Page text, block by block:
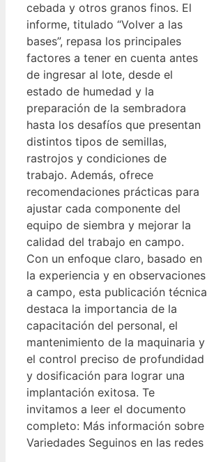
cebada y otros granos finos. El
informe, titulado “Volver a las
bases”, repasa los principales
factores a tener en cuenta antes
de ingresar al lote, desde el
estado de humedad y la
preparación de la sembradora
hasta los desafíos que presentan
distintos tipos de semillas,
rastrojos y condiciones de
trabajo. Además, ofrece
recomendaciones prácticas para
ajustar cada componente del
equipo de siembra y mejorar la
calidad del trabajo en campo.
Con un enfoque claro, basado en
la experiencia y en observaciones
a campo, esta publicación técnica
destaca la importancia de la
capacitación del personal, el
mantenimiento de la maquinaria y
el control preciso de profundidad
y dosificación para lograr una
implantación exitosa. Te
invitamos a leer el documento
completo: Más información sobre
Variedades Seguinos en las redes